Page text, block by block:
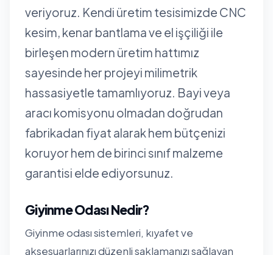
veriyoruz. Kendi üretim tesisimizde CNC
kesim, kenar bantlama ve el işçiliği ile
birleşen modern üretim hattımız
sayesinde her projeyi milimetrik
hassasiyetle tamamlıyoruz. Bayi veya
aracı komisyonu olmadan doğrudan
fabrikadan fiyat alarak hem bütçenizi
koruyor hem de birinci sınıf malzeme
garantisi elde ediyorsunuz.
Giyinme Odası Nedir?
Giyinme odası sistemleri, kıyafet ve
aksesuarlarınızı düzenli saklamanızı sağlayan